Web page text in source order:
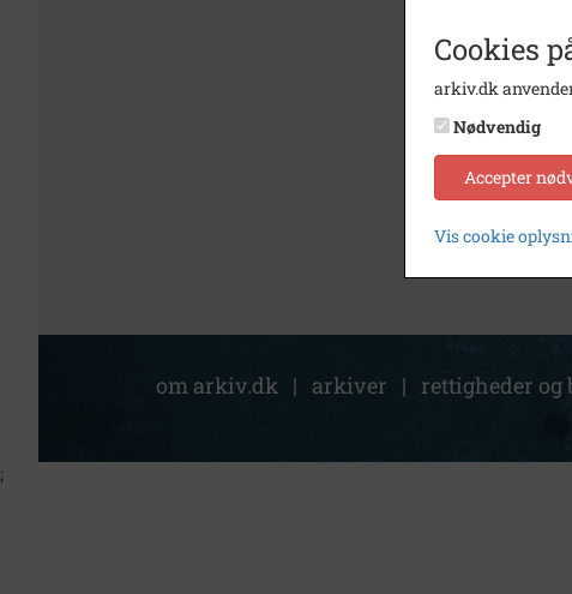
om arkiv.dk | arkiver | rettigheder og
Cookies
arkiv.dk
Nødvendig
Accepter
Vis cookie
;